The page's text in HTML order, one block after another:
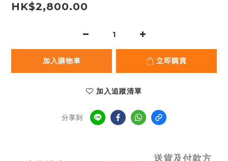
HK$2,800.00
加入購物車 立即購買
加入追蹤清單
分享到
送貨及付款方